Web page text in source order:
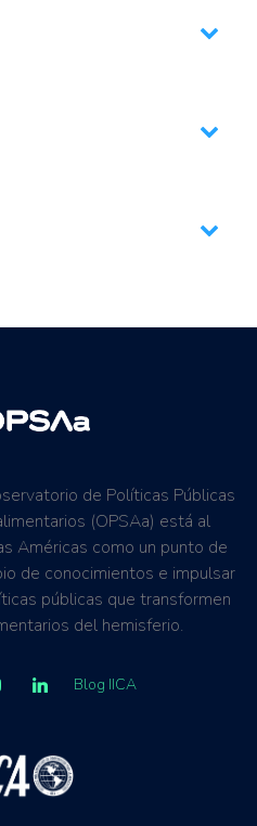
Integración Regional
agropecuarios
de Políticas Públicas
(OPSAa) está al
Américas como un punto de
de conocimientos e impulsar
públicas que transformen
del hemisferio.
Blog IICA